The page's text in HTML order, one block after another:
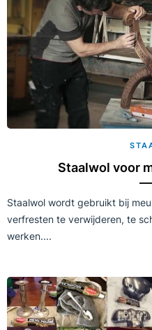
Staalwol voor
Staalwol wordt gebruikt bij
verfresten te verwijderen, te
werken....